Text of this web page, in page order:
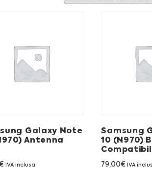
Galaxy Note
Antenna
IVA inclusa
Samsung
10 (N970)
79,00€ IVA